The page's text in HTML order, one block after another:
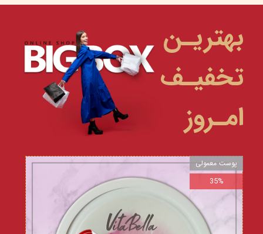
بهتریـن
تخفیـف
امـروز
پوست معمولی
35%